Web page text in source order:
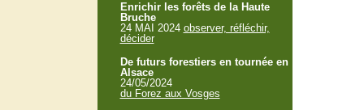
Enrichir les forêts de la Haute
Bruche
24 MAI 2024 observer, réfléchir,
décider
De futurs forestiers en tournée en
Alsace
24/05/2024
du Forez aux Vosges